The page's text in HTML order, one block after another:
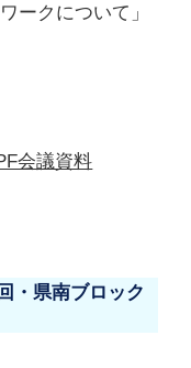
ークについて」
会議資料
・県南ブロック